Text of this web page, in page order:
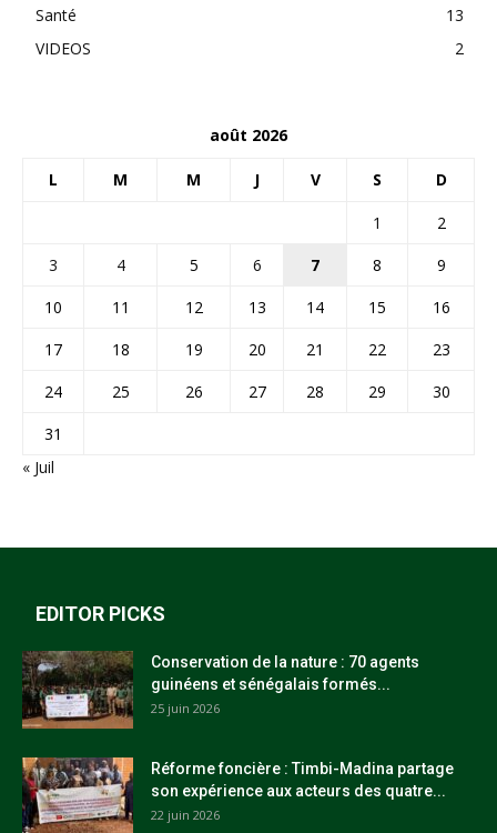
Santé
13
VIDEOS
2
août 2026
L M M J V S D
1
2
3
4 5 6 7 8
9
10
11 12 13 14 15
16
17
18 19 20 21 22
23
24
25 26 27 28 29
30
31
« Juil
EDITOR PICKS
Conservation de la nature : 70 agents
guinéens et sénégalais formés...
25 juin 2026
Réforme foncière : Timbi-Madina partage
son expérience aux acteurs des quatre...
22 juin 2026